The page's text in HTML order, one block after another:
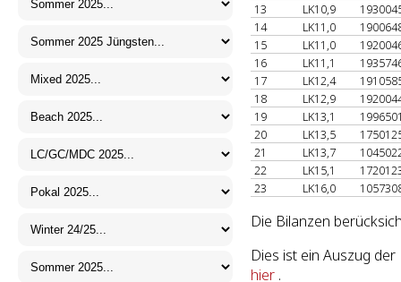
13
LK10,9
14
LK11,0
15
LK11,0
16
LK11,1
17
LK12,4
18
LK12,9
19
LK13,1
20
LK13,5
21
LK13,7
22
LK15,1
23
LK16,0
Die Bilanzen
Dies ist ein Auszug
hier .